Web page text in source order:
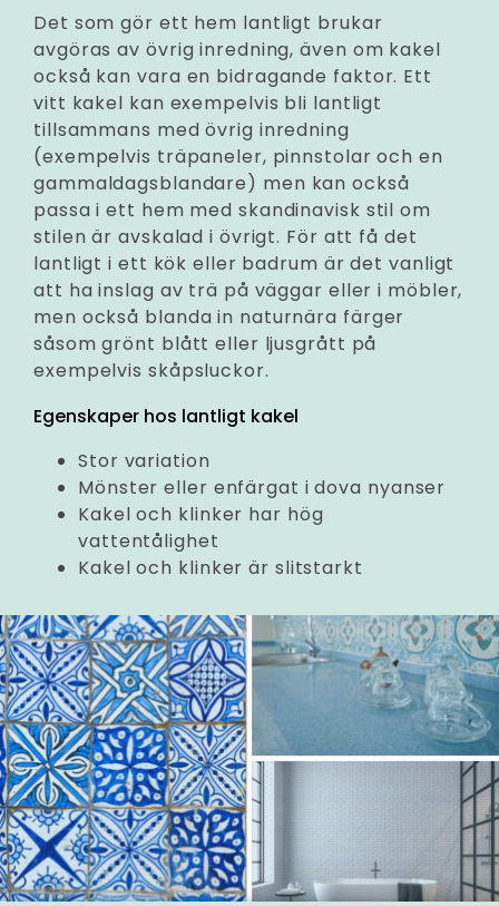
Det som gör ett hem lantligt brukar
avgöras av övrig inredning, även om kakel
också kan vara en bidragande faktor. Ett
vitt kakel kan exempelvis bli lantligt
tillsammans med övrig inredning
(exempelvis träpaneler, pinnstolar och en
gammaldagsblandare) men kan också
passa i ett hem med skandinavisk stil om
stilen är avskalad i övrigt. För att få det
lantligt i ett kök eller badrum är det vanligt
att ha inslag av trä på väggar eller i möbler,
men också blanda in naturnära färger
såsom grönt blått eller ljusgrått på
exempelvis skåpsluckor.
Egenskaper hos lantligt kakel
Stor variation
Mönster eller enfärgat i dova nyanser
Kakel och klinker har hög
vattentålighet
Kakel och klinker är slitstarkt